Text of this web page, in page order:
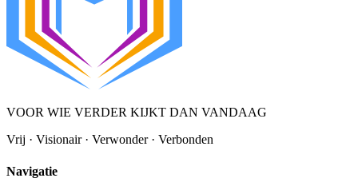
VOOR WIE VERDER KIJKT DAN VANDAAG
Vrij · Visionair · Verwonder · Verbonden
Navigatie